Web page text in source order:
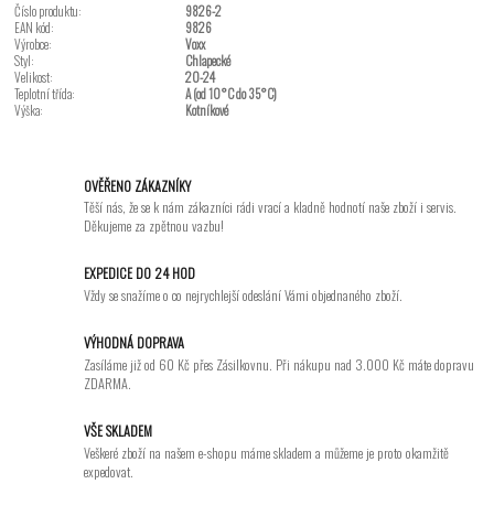
Číslo produktu:
9826-2
EAN kód:
9826
Výrobce:
Voxx
Styl:
Chlapecké
Velikost:
20-24
Teplotní třída:
A (od 10°C do 35°C)
Výška:
Kotníkové
OVĚŘENO ZÁKAZNÍKY
Těší nás, že se k nám zákazníci rádi vrací a kladně hodnotí naše zboží i servis.
Děkujeme za zpětnou vazbu!
EXPEDICE DO 24 HOD
Vždy se snažíme o co nejrychlejší odeslání Vámi objednaného zboží.
VÝHODNÁ DOPRAVA
Zasíláme již od 60 Kč přes Zásilkovnu. Při nákupu nad 3.000 Kč máte dopravu
ZDARMA.
VŠE SKLADEM
Veškeré zboží na našem e-shopu máme skladem a můžeme je proto okamžitě
expedovat.